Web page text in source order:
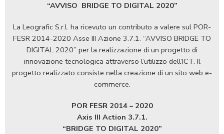
“AVVISO BRIDGE TO DIGITAL 2020”
La Leografic S.r.l. ha ricevuto un contributo a valere sul POR-
FESR 2014-2020 Asse III Azione 3.7.1. “AVVISO BRIDGE TO
DIGITAL 2020” per la realizzazione di un progetto di
innovazione tecnologica attraverso l’utilizzo dell’ICT. Il
progetto realizzato consiste nella creazione di un sito web e-
commerce.
POR FESR 2014 – 2020
Axis III Action 3.7.1.
“BRIDGE TO DIGITAL 2020”